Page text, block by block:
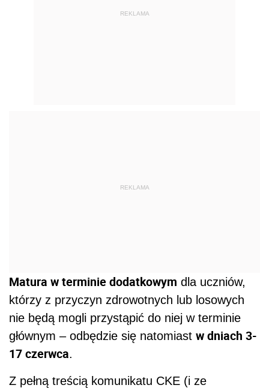
REKLAMA
REKLAMA
Matura w terminie dodatkowym dla uczniów,
którzy z przyczyn zdrowotnych lub losowych
nie będą mogli przystąpić do niej w terminie
głównym – odbędzie się natomiast w dniach 3-
17 czerwca.
Z pełną treścią komunikatu CKE (i ze